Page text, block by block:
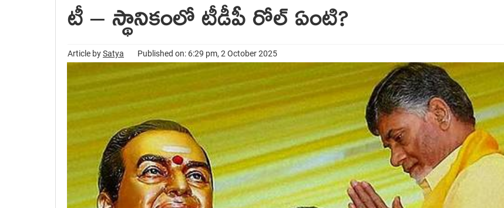
టీ – స్థానికంలో టీడీపీ రోల్ ఏంటి?
Article bySatya Published on: 6:29 pm, 2 October 2025